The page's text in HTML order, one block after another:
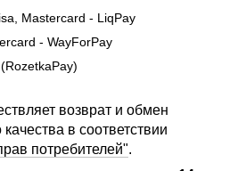
Mastercard - LiqPay
- WayForPay
возврат и обмен
в соответствии
потребителей".